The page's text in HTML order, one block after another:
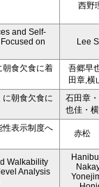
西野
and Self-
on
Lee
食欠食に着
吾郷早
田章,横
朝食欠食に
石田章
也佳・
性表示制度へ
赤松
Walkability
Analysis